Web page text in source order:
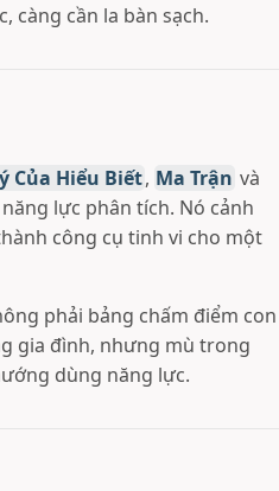
càng cần la bàn sạch.
Của Hiểu Biết, Ma Trận và
lực phân tích. Nó cảnh
công cụ tinh vi cho một
phải bảng chấm điểm con
gia đình, nhưng mù trong
dùng năng lực.